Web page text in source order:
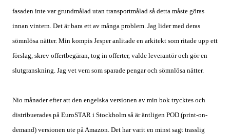
fasaden inte var grundmålad utan transportmålad så detta måste göras
innan vintern. Det är bara ett av många problem. Jag lider med deras
sömnlösa nätter. Min kompis Jesper anlitade en arkitekt som ritade upp ett
förslag, skrev offertbegäran, tog in offerter, valde leverantör och gör en
slutgranskning. Jag vet vem som sparade pengar och sömnlösa nätter.
Nio månader efter att den engelska versionen av min bok trycktes och
distribuerades på EuroSTAR i Stockholm så är äntligen POD (print-on-
demand) versionen ute på Amazon. Det har varit en minst sagt trasslig